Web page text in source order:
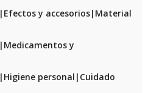
y accesorios|Material
y
personal|Cuidado